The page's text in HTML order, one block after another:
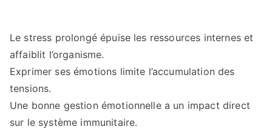
Le stress prolongé épuise les ressources internes et
affaiblit l’organisme.
Exprimer ses émotions limite l’accumulation des
tensions.
Une bonne gestion émotionnelle a un impact direct
sur le système immunitaire.